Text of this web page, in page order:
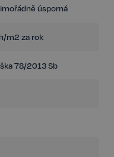
úsporná
m2 za rok
78/2013 Sb